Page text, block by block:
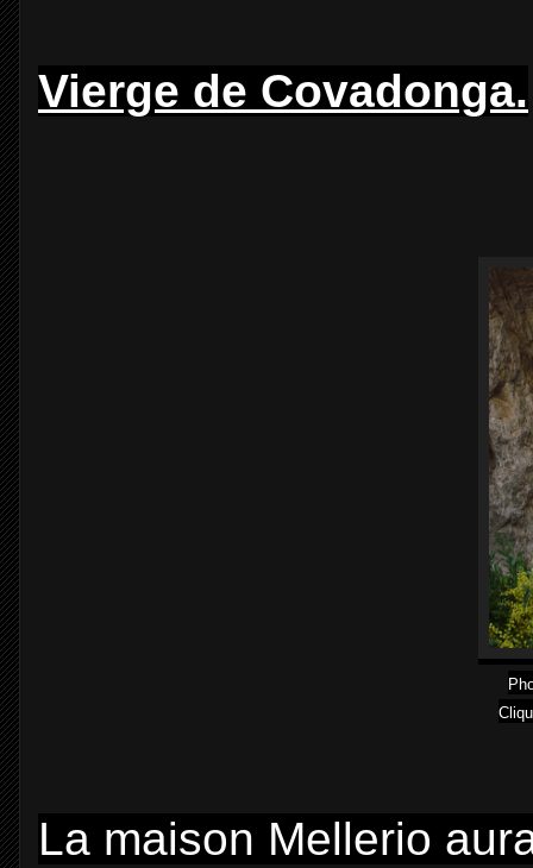
Vierge de Covadonga.
La maison Mellerio